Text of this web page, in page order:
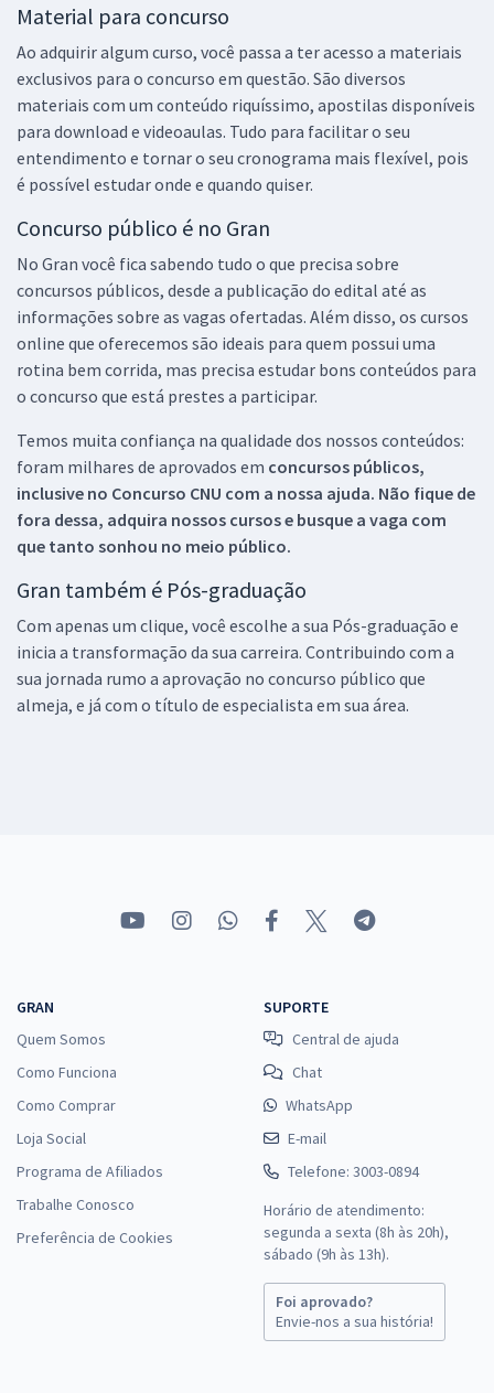
Material para concurso
Ao adquirir algum curso, você passa a ter acesso a materiais
exclusivos para o concurso em questão. São diversos
materiais com um conteúdo riquíssimo, apostilas disponíveis
para download e videoaulas. Tudo para facilitar o seu
entendimento e tornar o seu cronograma mais flexível, pois
é possível estudar onde e quando quiser.
Concurso público é no Gran
No Gran você fica sabendo tudo o que precisa sobre
concursos públicos, desde a publicação do edital até as
informações sobre as vagas ofertadas. Além disso, os cursos
online que oferecemos são ideais para quem possui uma
rotina bem corrida, mas precisa estudar bons conteúdos para
o concurso que está prestes a participar.
Temos muita confiança na qualidade dos nossos conteúdos:
foram milhares de aprovados em concursos públicos,
inclusive no Concurso CNU com a nossa ajuda. Não fique de
fora dessa, adquira nossos cursos e busque a vaga com
que tanto sonhou no meio público.
Gran também é Pós-graduação
Com apenas um clique, você escolhe a sua Pós-graduação e
inicia a transformação da sua carreira. Contribuindo com a
sua jornada rumo a aprovação no concurso público que
almeja, e já com o título de especialista em sua área.
GRAN
Quem Somos
Como Funciona
Como Comprar
Loja Social
Programa de Afiliados
Trabalhe Conosco
Preferência de Cookies
SUPORTE
Central de ajuda
Chat
WhatsApp
E-mail
Telefone: 3003-0894
Horário de atendimento:
segunda a sexta (8h às 20h),
sábado (9h às 13h).
Foi aprovado?
Envie-nos a sua história!